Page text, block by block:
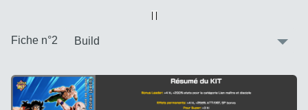
Vue alternative
| |
Fiche n°2